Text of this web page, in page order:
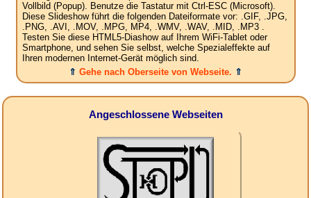
Vollbild (Popup). Benutze die Tastatur mit Ctrl-ESC (Microsoft).
Diese Slideshow führt die folgenden Dateiformate vor: .GIF, .JPG,
.PNG, .AVI, .MOV, .MPG, MP4, .WMV, .WAV, .MID, .MP3 .
Testen Sie diese HTML5-Diashow auf Ihrem WiFi-Tablet oder
Smartphone, und sehen Sie selbst, welche Spezialeffekte auf
Ihren modernen Internet-Gerät möglich sind.
⇑ Gehe nach Oberseite von Webseite. ⇑
Angeschlossene Webseiten